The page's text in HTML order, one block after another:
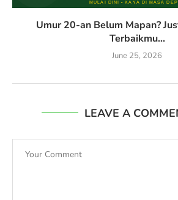
Umur 20-an Belum Mapan?
Terbaikmu...
June 25, 2026
LEAVE A